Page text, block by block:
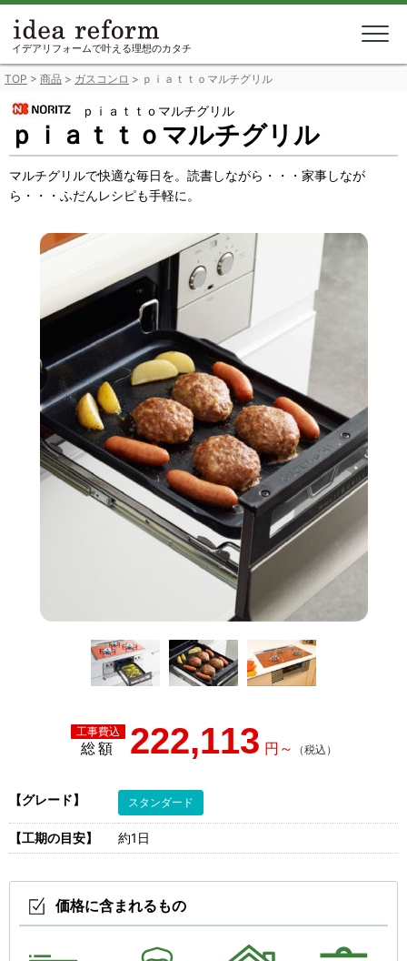
Skip
content
イデアリフォームで叶える理想のカタチ
TOP > 商品 > ガスコンロ > ｐｉａｔｔｏマルチグリル
ｐｉａｔｔｏマルチグリル
ｐｉａｔｔｏマルチグリル
マルチグリルで快適な毎日を。読書しながら・・・家事しなが
ら・・・ふだんレシピも手軽に。
総額 222,113
【グレード】 スタンダード
【工期の目安】 約1日
価格に含まれるもの